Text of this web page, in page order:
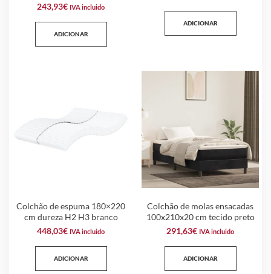
243,93€ IVA incluido
ADICIONAR
ADICIONAR
Colchão de espuma 180×220
cm dureza H2 H3 branco
448,03€ IVA incluido
ADICIONAR
Colchão de molas ensacadas
100x210x20 cm tecido preto
291,63€ IVA incluido
ADICIONAR